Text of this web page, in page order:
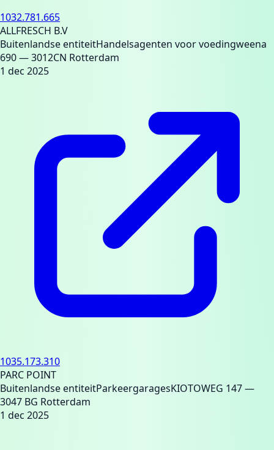
1032.781.665
ALLFRESCH B.V
Buitenlandse entiteitHandelsagenten voor voedingweena
690— 3012CN Rotterdam
1 dec 2025
1035.173.310
PARC POINT
Buitenlandse entiteitParkeergaragesKIOTOWEG 147—
3047 BG Rotterdam
1 dec 2025